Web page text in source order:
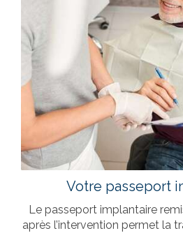
Votre passeport
Le passeport implantaire
après l’intervention permet la